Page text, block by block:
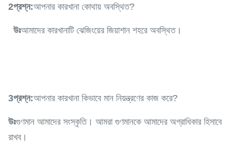
2প্রশ্ন:আপনার কারখানা কোথায় অবস্থিত?
উঃআমাদের কারখানাটি ঝেজিংয়ের জিয়াশান শহরে অবস্থিত।
3প্রশ্ন:আপনার কারখানা কিভাবে মান নিয়ন্ত্রণের কাজ করে?
উঃগুণমান আমাদের সংস্কৃতি। আমরা গুণমানকে আমাদের অগ্রাধিকার হিসাবে
রাখব।